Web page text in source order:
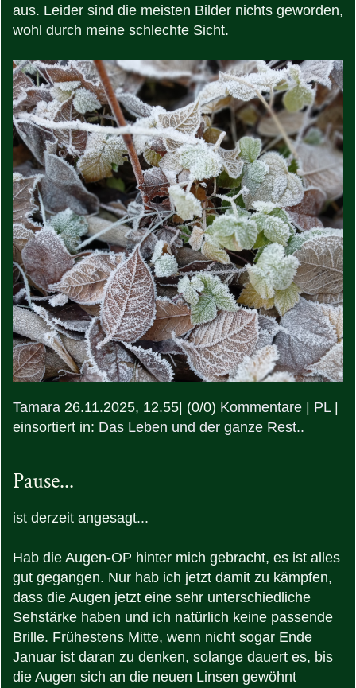
aus. Leider sind die meisten Bilder nichts geworden,
wohl durch meine schlechte Sicht.
Tamara 26.11.2025, 12.55 (0/0) Kommentare PL|
einsortiert in: Das Leben und der ganze Rest..
Pause...
ist derzeit angesagt...
Hab die Augen-OP hinter mich gebracht, es ist alles
gut gegangen. Nur hab ich jetzt damit zu kämpfen,
dass die Augen jetzt eine sehr unterschiedliche
Sehstärke haben und ich natürlich keine passende
Brille. Frühestens Mitte, wenn nicht sogar Ende
Januar ist daran zu denken, solange dauert es, bis
die Augen sich an die neuen Linsen gewöhnt